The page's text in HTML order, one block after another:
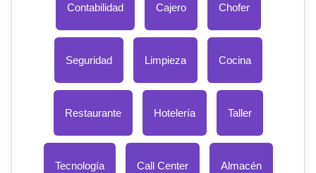
Contabilidad Cajero Chofer
Seguridad Limpieza Cocina
Restaurante Hotelería Taller
Tecnología Call Center Almacén